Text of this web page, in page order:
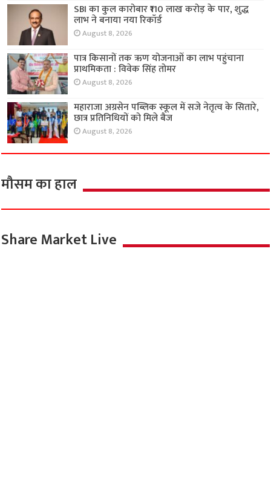
SBI का कुल कारोबार ₹110 लाख करोड़ के पार, शुद्ध
लाभ ने बनाया नया रिकॉर्ड
August 8, 2026
पात्र किसानों तक ऋण योजनाओं का लाभ पहुंचाना
प्राथमिकता : विवेक सिंह तोमर
August 8, 2026
महाराजा अग्रसेन पब्लिक स्कूल में सजे नेतृत्व के सितारे,
छात्र प्रतिनिधियों को मिले बैज
August 8, 2026
मौसम का हाल
Share Market Live